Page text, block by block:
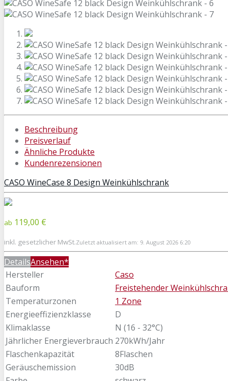
Beschreibung
Preisverlauf
Ähnliche Produkte
Kundenrezensionen
CASO WineCase 8 Design Weinkühlschrank
ab 119,00 €
inkl. gesetzlicher MwSt.Zuletzt aktualisiert am: 9. August 2026 6:20
DetailsAnsehen*
Hersteller
Caso
Bauform
Freistehender
Temperaturzonen
1 Zone
Energieeffizienzklasse
D
Klimaklasse
N (16 - 32°C)
Jährlicher Energieverbrauch 270kWh/Jahr
Flaschenkapazität
8Flaschen
Geräuschemission
30dB